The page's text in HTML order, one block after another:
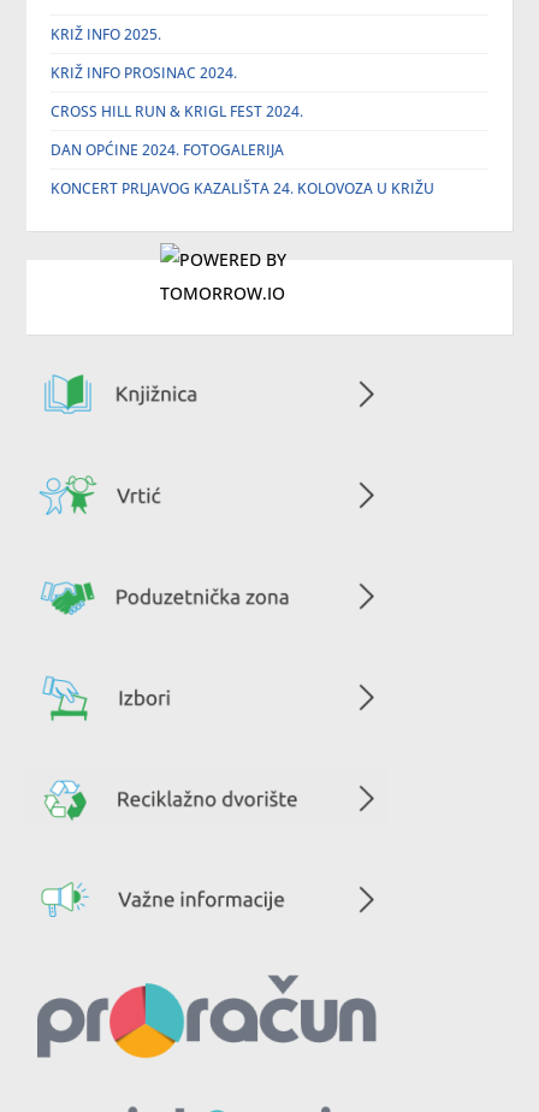
KRIŽ INFO 2025.
KRIŽ INFO PROSINAC 2024.
CROSS HILL RUN & KRIGL FEST 2024.
DAN OPĆINE 2024. FOTOGALERIJA
KONCERT PRLJAVOG KAZALIŠTA 24. KOLOVOZA U KRIŽU